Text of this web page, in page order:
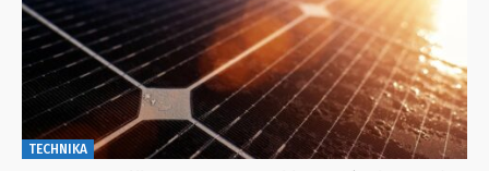
TECHNIKA